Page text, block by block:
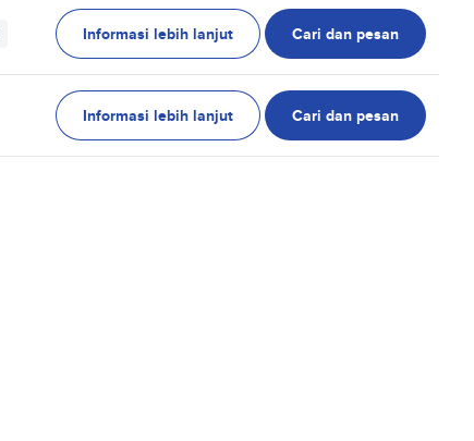
Informasi lebih lanjut Cari dan pesan
Informasi lebih lanjut Cari dan pesan